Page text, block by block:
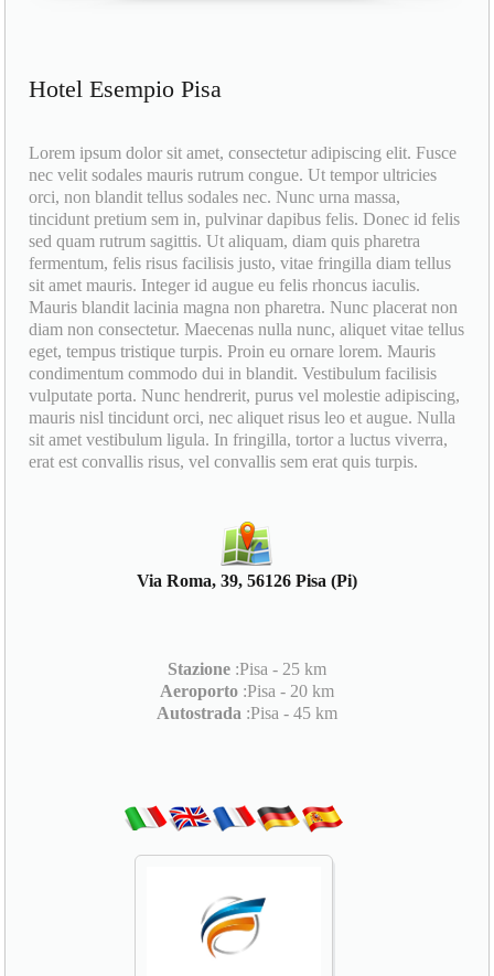
Hotel Esempio Pisa
Lorem ipsum dolor sit amet, consectetur adipiscing elit. Fusce
nec velit sodales mauris rutrum congue. Ut tempor ultricies
orci, non blandit tellus sodales nec. Nunc urna massa,
tincidunt pretium sem in, pulvinar dapibus felis. Donec id felis
sed quam rutrum sagittis. Ut aliquam, diam quis pharetra
fermentum, felis risus facilisis justo, vitae fringilla diam tellus
sit amet mauris. Integer id augue eu felis rhoncus iaculis.
Mauris blandit lacinia magna non pharetra. Nunc placerat non
diam non consectetur. Maecenas nulla nunc, aliquet vitae tellus
eget, tempus tristique turpis. Proin eu ornare lorem. Mauris
condimentum commodo dui in blandit. Vestibulum facilisis
vulputate porta. Nunc hendrerit, purus vel molestie adipiscing,
mauris nisl tincidunt orci, nec aliquet risus leo et augue. Nulla
sit amet vestibulum ligula. In fringilla, tortor a luctus viverra,
erat est convallis risus, vel convallis sem erat quis turpis.
Via Roma, 39, 56126 Pisa (Pi)
Stazione :Pisa - 25 km
Aeroporto :Pisa - 20 km
Autostrada :Pisa - 45 km